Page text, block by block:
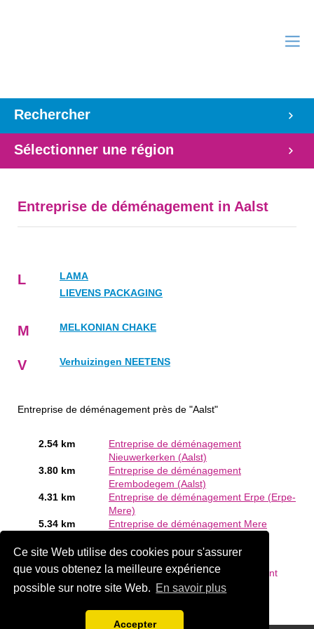
Ce site Web utilise des cookies pour s'assurer
que vous obtenez la meilleure expérience
possible sur notre site Web. En savoir plus
Accepter
Rechercher
Sélectionner une région
Entreprise de déménagement in Aalst
L
LAMA
LIEVENS PACKAGING
M MELKONIAN CHAKE
V Verhuizingen NEETENS
Entreprise de déménagement près de "Aalst"
2.54 km
Entreprise de déménagement
Nieuwerkerken (Aalst)
3.80 km
Entreprise de déménagement
Erembodegem (Aalst)
4.31 km
Entreprise de déménagement Erpe (Erpe-
Mere)
5.34 km
Entreprise de déménagement Mere
Êtes-vous ou connaissez-vous un Entreprise de
déménagement en Aalst?Ajouter une société gratuitement